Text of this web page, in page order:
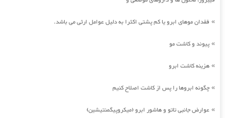
» فقدان موهای ابرو یا کم پشتی اکثرا به دلیل عوامل ارثی می باشد.
» پیوند و کاشت مو
» هزینه کاشت ابرو
» چگونه ابروها را پس از کاشت اصلاح کنیم
» عوارض جانبی تاتو و هاشور ابرو (میکروپیگمنتیشین)